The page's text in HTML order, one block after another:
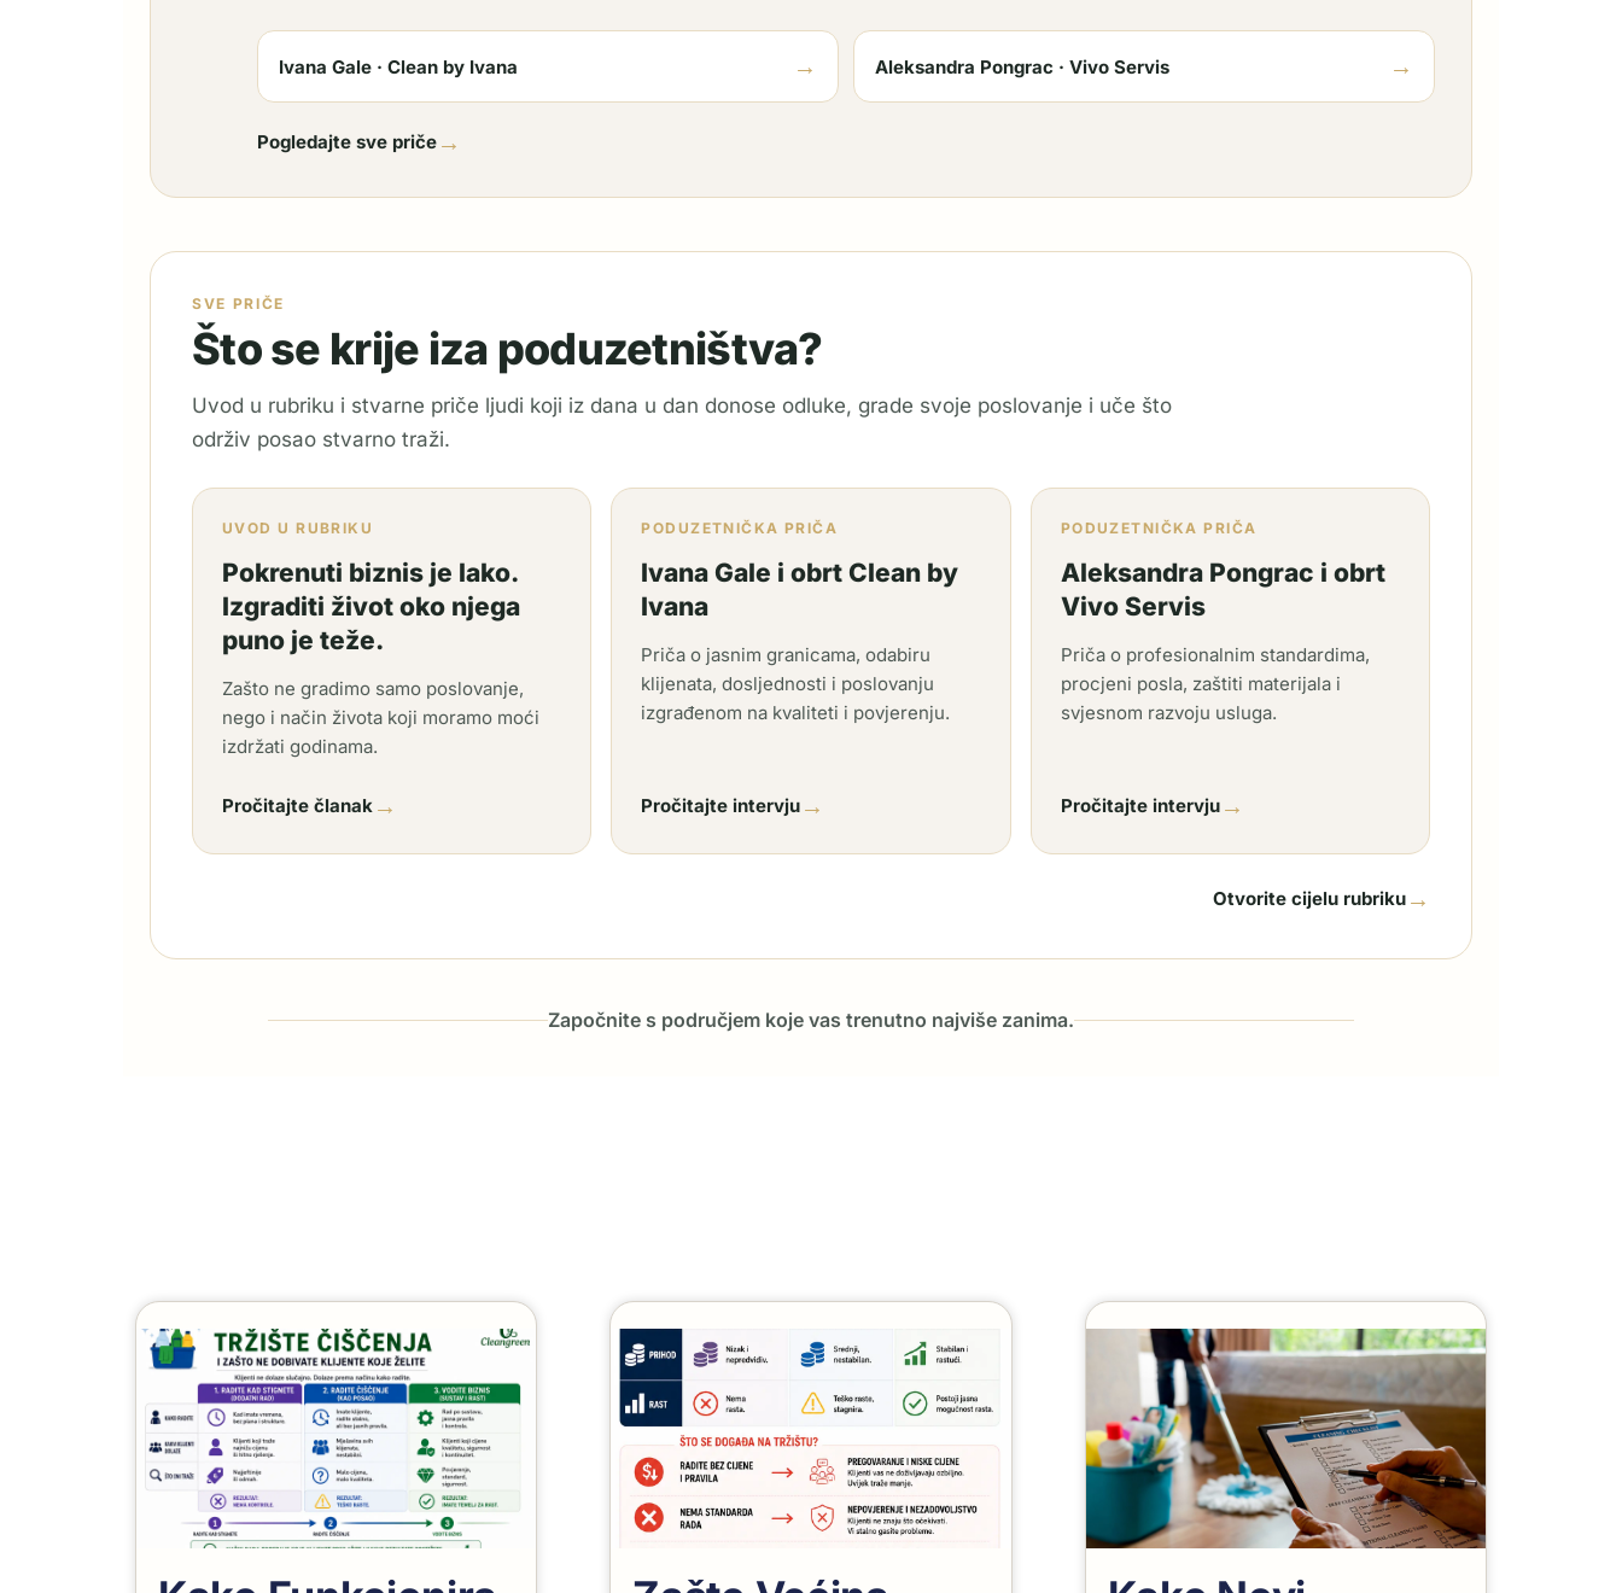
Ivana Gale · Clean by Ivana → Aleksandra Pongrac · Vivo Servis →
Pogledajte sve priče →
SVE PRIČE
Što se krije iza poduzetništva?
Uvod u rubriku i stvarne priče ljudi koji iz dana u dan donose odluke, grade svoje poslovanje i uče što
održiv posao stvarno traži.
UVOD U RUBRIKU
Pokrenuti biznis je lako.
Izgraditi život oko njega
puno je teže.
Zašto ne gradimo samo poslovanje,
nego i način života koji moramo moći
izdržati godinama.
Pročitajte članak →
PODUZETNIČKA PRIČA
Ivana Gale i obrt Clean by
Ivana
Priča o jasnim granicama, odabiru
klijenata, dosljednosti i poslovanju
izgrađenom na kvaliteti i povjerenju.
Pročitajte intervju →
PODUZETNIČKA PRIČA
Aleksandra Pongrac i obrt
Vivo Servis
Priča o profesionalnim standardima,
procjeni posla, zaštiti materijala i
svjesnom razvoju usluga.
Pročitajte intervju→
Otvorite cijelu rubriku →
Započnite s područjem koje vas trenutno najviše zanima.